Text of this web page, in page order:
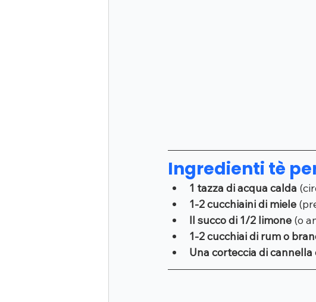
Ingredienti tè
1 tazza di acqua calda
1-2 cucchiaini di miele
Il succo di 1/2 limone (o
1-2 cucchiai di rum o
Una corteccia di